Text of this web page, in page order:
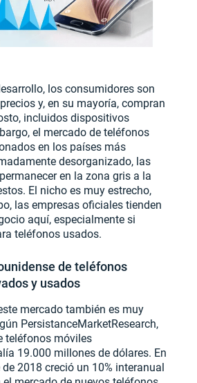
los consumidores son
y, en su mayoría, compran
incluidos dispositivos
el mercado de teléfonos
en los países más
desorganizado, las
en la zona gris a la
El nicho es muy estrecho,
las empresas oficiales tienden
aquí, especialmente si
teléfonos usados.
de teléfonos
y usados
mercado también es muy
PersistanceMarketResearch,
teléfonos móviles
19.000 millones de dólares. En
2018 creció un 10% interanual